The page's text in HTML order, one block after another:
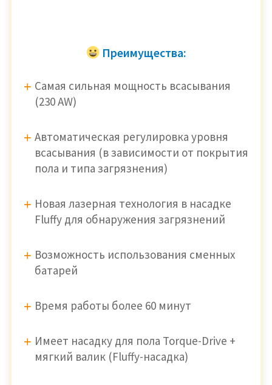
Преимущества:
Самая сильная мощность всасывания
(230 AW)
Автоматическая регулировка уровня
всасывания (в зависимости от покрытия
пола и типа загрязнения)
Новая лазерная технология в насадке
Fluffy для обнаружения загрязнений
Возможность использования сменных
батарей
Время работы более 60 минут
Имеет насадку для пола Torque-Drive +
мягкий валик (Fluffy-насадка)